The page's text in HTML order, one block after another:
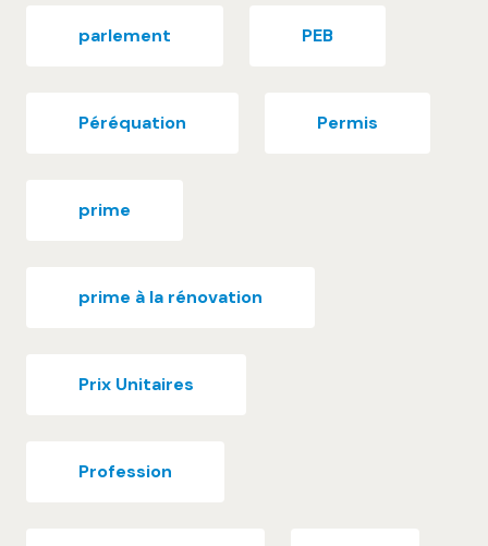
parlement PEB
Péréquation Permis
prime
prime à la rénovation
Prix Unitaires
Profession